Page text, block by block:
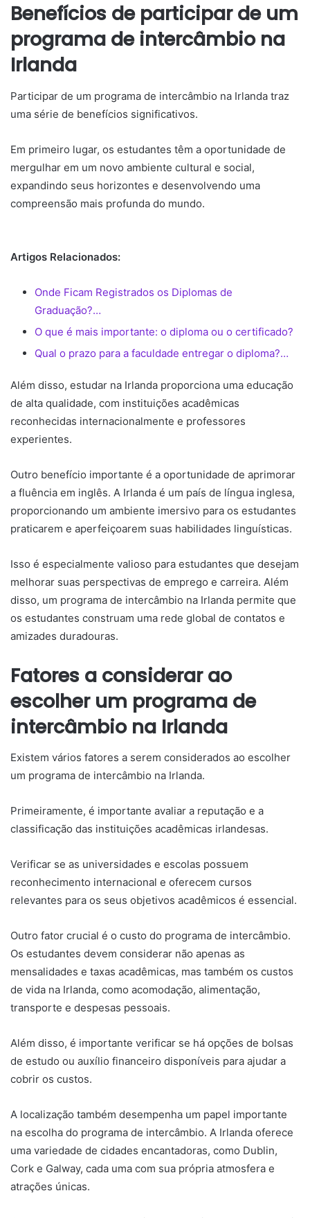
Benefícios de participar de um
programa de intercâmbio na
Irlanda
Participar de um programa de intercâmbio na Irlanda traz
uma série de benefícios significativos.
Em primeiro lugar, os estudantes têm a oportunidade de
mergulhar em um novo ambiente cultural e social,
expandindo seus horizontes e desenvolvendo uma
compreensão mais profunda do mundo.
Artigos Relacionados:
Onde Ficam Registrados os Diplomas de
Graduação?…
O que é mais importante: o diploma ou o certificado?
Qual o prazo para a faculdade entregar o diploma?…
Além disso, estudar na Irlanda proporciona uma educação
de alta qualidade, com instituições acadêmicas
reconhecidas internacionalmente e professores
experientes.
Outro benefício importante é a oportunidade de aprimorar
a fluência em inglês. A Irlanda é um país de língua inglesa,
proporcionando um ambiente imersivo para os estudantes
praticarem e aperfeiçoarem suas habilidades linguísticas.
Isso é especialmente valioso para estudantes que desejam
melhorar suas perspectivas de emprego e carreira. Além
disso, um programa de intercâmbio na Irlanda permite que
os estudantes construam uma rede global de contatos e
amizades duradouras.
Fatores a considerar ao
escolher um programa de
intercâmbio na Irlanda
Existem vários fatores a serem considerados ao escolher
um programa de intercâmbio na Irlanda.
Primeiramente, é importante avaliar a reputação e a
classificação das instituições acadêmicas irlandesas.
Verificar se as universidades e escolas possuem
reconhecimento internacional e oferecem cursos
relevantes para os seus objetivos acadêmicos é essencial.
Outro fator crucial é o custo do programa de intercâmbio.
Os estudantes devem considerar não apenas as
mensalidades e taxas acadêmicas, mas também os custos
de vida na Irlanda, como acomodação, alimentação,
transporte e despesas pessoais.
Além disso, é importante verificar se há opções de bolsas
de estudo ou auxílio financeiro disponíveis para ajudar a
cobrir os custos.
A localização também desempenha um papel importante
na escolha do programa de intercâmbio. A Irlanda oferece
uma variedade de cidades encantadoras, como Dublin,
Cork e Galway, cada uma com sua própria atmosfera e
atrações únicas.